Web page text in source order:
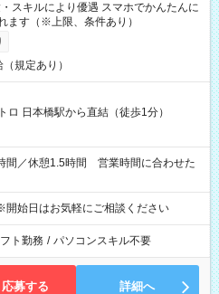
キルにより優遇 スマホでかんたんに
ます（※上限、条件あり）
規定あり）
日本橋駅から直結（徒歩1分）
始日はお気軽にご相談ください
ト勤務 / パソコンスキル不要
応募する 詳細へ